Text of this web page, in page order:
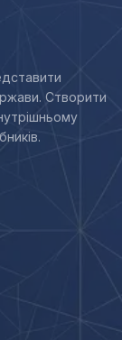
Створити